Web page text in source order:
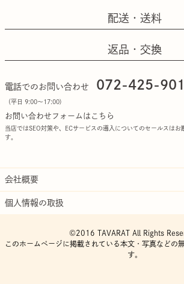
配送・送料
返品・交換
電話でのお問い合わせ 072-425-
（平日 9:00〜17:00)
お問い合わせフォームはこちら
当店ではSEO対策や、ECサービスの導入についてのセールスはお
す。
会社概要
個人情報の取扱
©2016 TAVARAT All Rights
このホームページに掲載されている本文・写真などの
す。